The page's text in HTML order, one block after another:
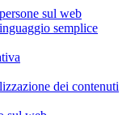
sul web
semplice
dei contenuti